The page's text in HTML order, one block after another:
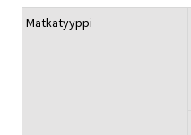
Matkatyyppi